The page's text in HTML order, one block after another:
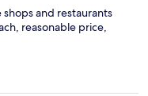
shops and restaurants
reasonable price,